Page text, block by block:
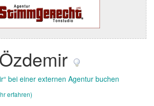
bei einer externen Agentur buchen
erfahren)